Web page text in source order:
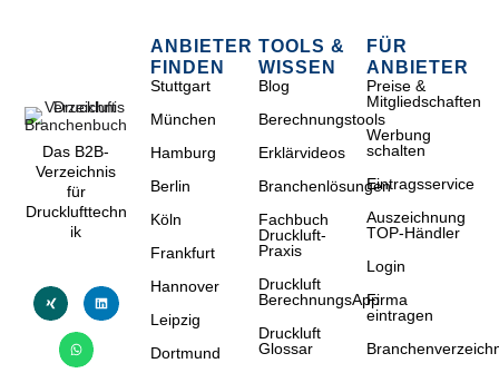
Das B2B-
Verzeichnis
für
Drucklufttechn
ik
ANBIETER
FINDEN
Stuttgart
München
Hamburg
Berlin
Köln
Frankfurt
Hannover
Leipzig
Dortmund
TOOLS &
WISSEN
Blog
Berechnungstools
Erklärvideos
Branchenlösungen
Fachbuch
Druckluft-
Praxis
Druckluft
BerechnungsApp
Druckluft
Glossar
FÜR
ANBIETER
Preise &
Mitgliedschaften
Werbung
schalten
Eintragsservice
Auszeichnung
TOP-Händler
Login
Firma
eintragen